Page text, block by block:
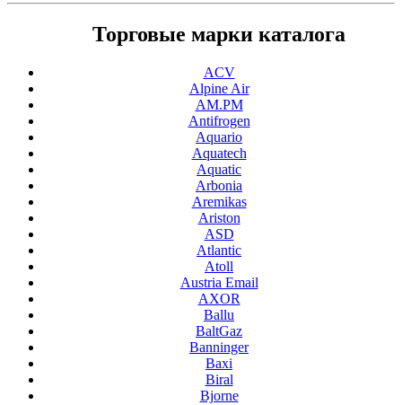
Торговые марки каталога
ACV
Alpine Air
AM.PM
Antifrogen
Aquario
Aquatech
Aquatic
Arbonia
Aremikas
Ariston
ASD
Atlantic
Atoll
Austria Email
AXOR
Ballu
BaltGaz
Banninger
Baxi
Biral
Bjorne